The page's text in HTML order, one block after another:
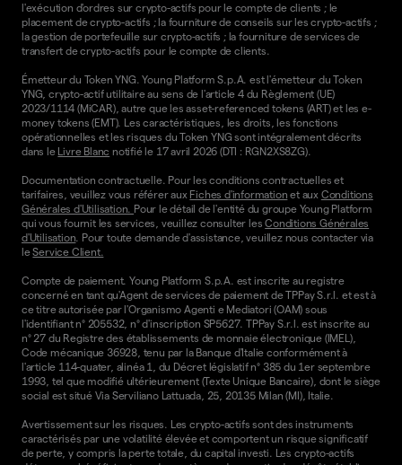
l'exécution d'ordres sur crypto-actifs pour le compte de clients ; le
placement de crypto-actifs ; la fourniture de conseils sur les crypto-actifs ;
la gestion de portefeuille sur crypto-actifs ; la fourniture de services de
transfert de crypto-actifs pour le compte de clients.
Émetteur du Token YNG. Young Platform S.p.A. est l'émetteur du Token
YNG, crypto-actif utilitaire au sens de l'article 4 du Règlement (UE)
2023/1114 (MiCAR), autre que les asset-referenced tokens (ART) et les e-
money tokens (EMT). Les caractéristiques, les droits, les fonctions
opérationnelles et les risques du Token YNG sont intégralement décrits
dans le Livre Blanc notifié le 17 avril 2026 (DTI : RGN2XS8ZG).
Documentation contractuelle. Pour les conditions contractuelles et
tarifaires, veuillez vous référer aux Fiches d'information et aux Conditions
Générales d'Utilisation. Pour le détail de l'entité du groupe Young Platform
qui vous fournit les services, veuillez consulter lesConditions Générales
d'Utilisation. Pour toute demande d'assistance, veuillez nous contacter via
leService Client.
Compte de paiement. Young Platform S.p.A. est inscrite au registre
concerné en tant qu'Agent de services de paiement de TPPay S.r.l. et est à
ce titre autorisée par l'Organismo Agenti e Mediatori (OAM) sous
l'identifiant n° 205532, n° d'inscription SP5627. TPPay S.r.l. est inscrite au
n° 27 du Registre des établissements de monnaie électronique (IMEL),
Code mécanique 36928, tenu par la Banque d'Italie conformément à
l'article 114-quater, alinéa 1, du Décret législatif n° 385 du 1er septembre
1993, tel que modifié ultérieurement (Texte Unique Bancaire), dont le siège
social est situé Via Serviliano Lattuada, 25, 20135 Milan (MI), Italie.
Avertissement sur les risques. Les crypto-actifs sont des instruments
caractérisés par une volatilité élevée et comportent un risque significatif
de perte, y compris la perte totale, du capital investi. Les crypto-actifs